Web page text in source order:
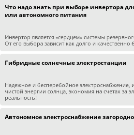
Что надо знать при выборе инвертора
или автономного питания
Инвертор является «сердцем» системы
От его выбора зависит как долго и качественно
Гибридные солнечные электростанции
Надежное и бесперебойное электроснабжение,
чистой энергии солнца, экономия на счетах за
реальность!
Автономное электроснабжение